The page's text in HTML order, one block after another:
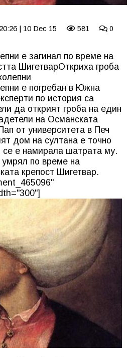
20:26 | 10 Dec 15 581 0
е загинал по време на
ШигетварОткриха гроба
е погребан в Южна
по история са
да открият гроба на един
на Османската
от университета в Печ
дом на султана е точно
се е намирала шатрата му.
умрял по време на
крепост Шигетвар.